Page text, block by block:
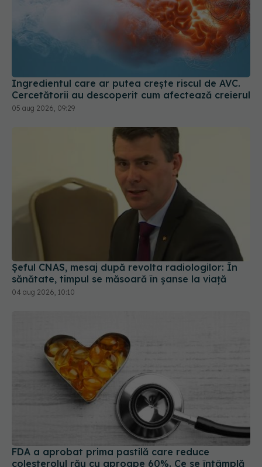
Ingredientul care ar putea crește riscul de AVC.
05 aug 2026, 09:29
Șeful CNAS, mesaj după revolta radiologilor: În
sănătate, timpul se măsoară în șanse la viață
04 aug 2026, 10:10
FDA a aprobat prima pastilă care reduce
colesterolul rău cu aproape 60%. Ce se întâmplă
cu statinele
05 aug 2026, 14:23